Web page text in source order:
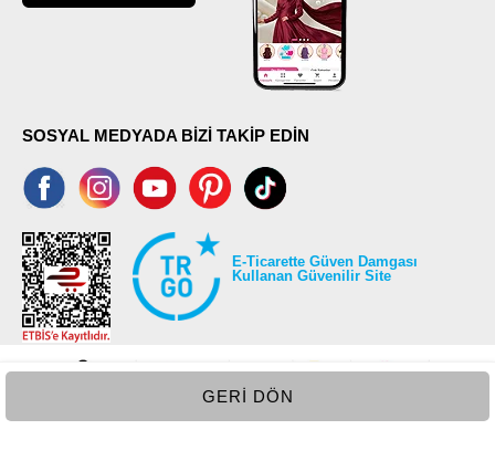
GERI DÖN
SOSYAL MEDYADA BİZİ TAKİP EDİN
E-Ticarette Güven Damgası
Kullanan Güvenilir Site